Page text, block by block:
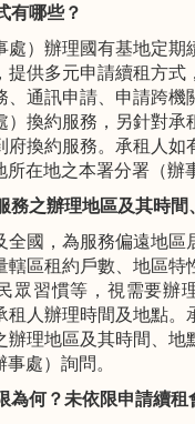
有哪些？
處）辦理國有基地定期
提供多元申請續租方式
、通訊申請、申請跨機
）換約服務，另針對承
府換約服務。承租人如
在地之本署分署（辦
務之辦理地區及其時間
全國，為服務偏遠地區
轄區租約戶數、地區特
眾習慣等，視需要辦
租人辦理時間及地點。
辦理地區及其時間、地
處）詢問。
為何？未依限申請續租